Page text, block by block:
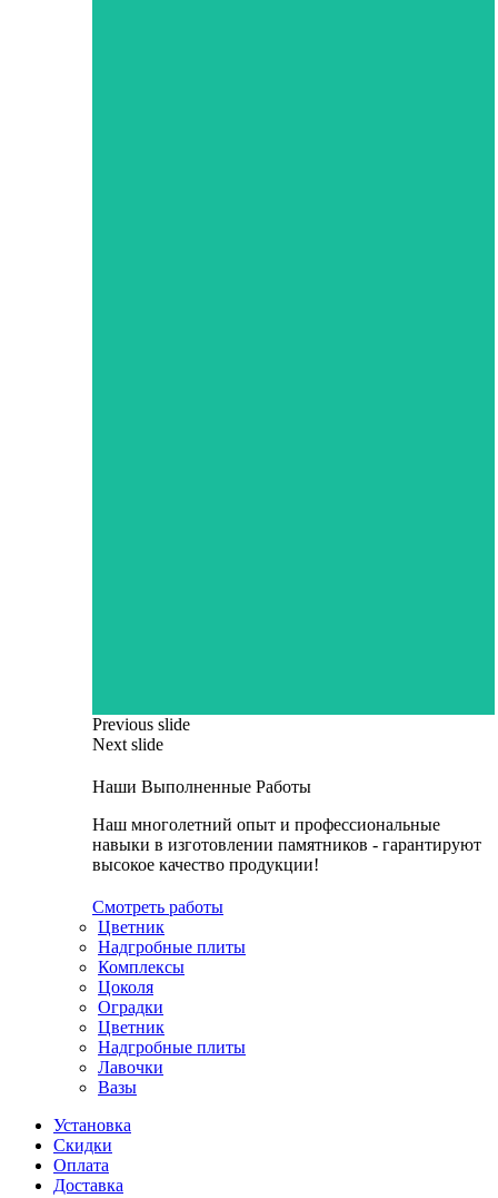
Previous slide
Next slide
Наши Выполненные Работы
Наш многолетний опыт и профессиональные
навыки в изготовлении памятников - гарантируют
высокое качество продукции!
Смотреть работы
Цветник
Надгробные плиты
Комплексы
Цоколя
Оградки
Цветник
Надгробные плиты
Лавочки
Вазы
Установка
Скидки
Оплата
Доставка